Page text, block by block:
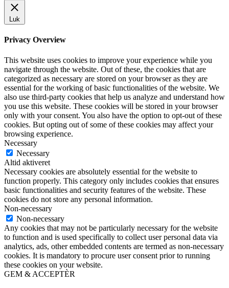
Luk
Privacy Overview
This website uses cookies to improve your experience while you
navigate through the website. Out of these, the cookies that are
categorized as necessary are stored on your browser as they are
essential for the working of basic functionalities of the website. We
also use third-party cookies that help us analyze and understand how
you use this website. These cookies will be stored in your browser
only with your consent. You also have the option to opt-out of these
cookies. But opting out of some of these cookies may affect your
browsing experience.
Necessary
Necessary
Altid aktiveret
Necessary cookies are absolutely essential for the website to
function properly. This category only includes cookies that ensures
basic functionalities and security features of the website. These
cookies do not store any personal information.
Non-necessary
Non-necessary
Any cookies that may not be particularly necessary for the website
to function and is used specifically to collect user personal data via
analytics, ads, other embedded contents are termed as non-necessary
cookies. It is mandatory to procure user consent prior to running
these cookies on your website.
GEM & ACCEPTÈR